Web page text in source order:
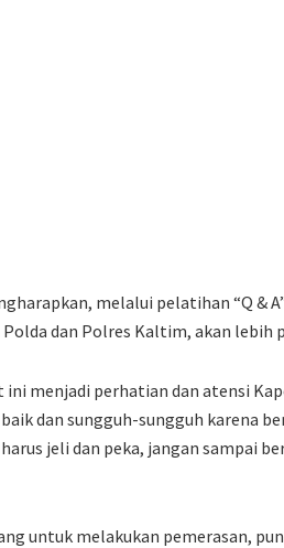
melalui pelatihan “Q &
dan Polres Kaltim, akan lebih
ini menjadi perhatian dan atensi
dan sungguh-sungguh karena
jeli dan peka, jangan sampai
untuk melakukan pemerasan,